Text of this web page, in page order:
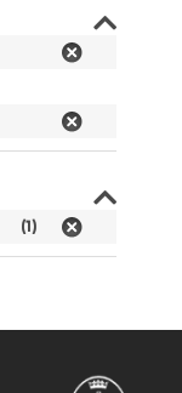
(1)